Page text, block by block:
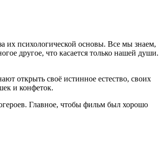
психологической основы. Все мы знаем,
другое, что касается только нашей души.
открыть своё истинное естество, своих
и конфеток.
Главное, чтобы фильм был хорошо